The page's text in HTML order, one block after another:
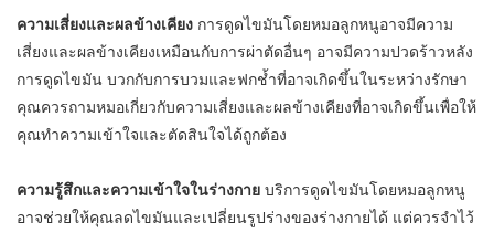
ความเสี่ยงและผลข้างเคียง การดูดไขมันโดยหมอลูกหนูอาจมีความ
เสี่ยงและผลข้างเคียงเหมือนกับการผ่าตัดอื่นๆ อาจมีความปวดร้าวหลัง
การดูดไขมัน บวกกับการบวมและฟกช้ำที่อาจเกิดขึ้นในระหว่างรักษา
คุณควรถามหมอเกี่ยวกับความเสี่ยงและผลข้างเคียงที่อาจเกิดขึ้นเพื่อให้
คุณทำความเข้าใจและตัดสินใจได้ถูกต้อง
ความรู้สึกและความเข้าใจในร่างกาย บริการดูดไขมันโดยหมอลูกหนู
อาจช่วยให้คุณลดไขมันและเปลี่ยนรูปร่างของร่างกายได้ แต่ควรจำไว้